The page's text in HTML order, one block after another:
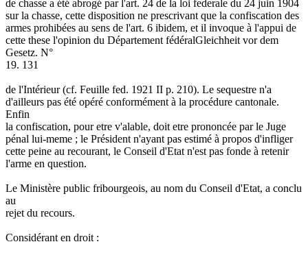
de chasse a été abrogé par l'art. 24 de la loi federale du 24 juin 1904
sur la chasse, cette disposition ne prescrivant que la confiscation des
armes prohibées au sens de l'art. 6 ibidem, et il invoque à l'appui de
cette these l'opinion du Département fédéralGleichheit vor dem
Gesetz. N°
19. 131
de l'Intérieur (cf. Feuille fed. 1921 II p. 210). Le sequestre n'a
d'ailleurs pas été opéré conformément à la procédure cantonale.
Enfin
la confiscation, pour etre v'alable, doit etre prononcée par le Juge
pénal lui-meme ; le Président n'ayant pas estimé à propos d'infliger
cette peine au recourant, le Conseil d'Etat n'est pas fonde à retenir
l'arme en question.
Le Ministère public fribourgeois, au nom du Conseil d'Etat, a conclu
au
rejet du recours.
Considérant en droit :